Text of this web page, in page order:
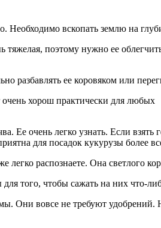
Необходимо вскопать землю на
тяжелая, поэтому нужно ее
разбавлять ее коровяком или
хорош практически для любых
очень легко узнать. Если взять
для посадок кукурузы более
распознаете. Она светлого
того, чтобы сажать на них что-
Они вовсе не требуют удобрений.